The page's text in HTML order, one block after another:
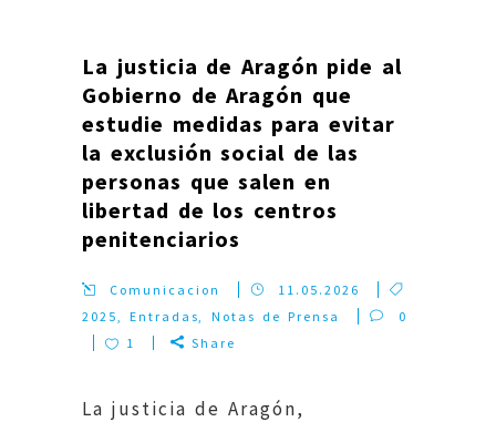
La justicia de Aragón pide al
Gobierno de Aragón que
estudie medidas para evitar
la exclusión social de las
personas que salen en
libertad de los centros
penitenciarios
Comunicacion
11.05.2026
2025,Entradas, Notas de Prensa
0
1
Share
La justicia de Aragón,